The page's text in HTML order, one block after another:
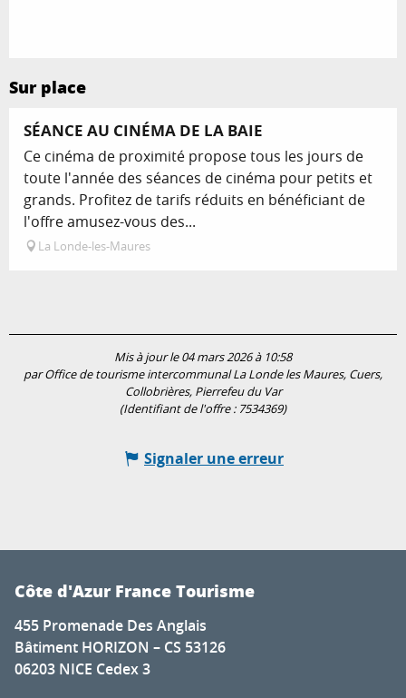
Sur place
SÉANCE AU CINÉMA DE LA BAIE
Ce cinéma de proximité propose tous les jours de
toute l'année des séances de cinéma pour petits et
grands. Profitez de tarifs réduits en bénéficiant de
l'offre amusez-vous des...
La Londe-les-Maures
Mis à jour le 04 mars 2026 à 10:58
par Office de tourisme intercommunal La Londe les Maures, Cuers,
Collobrières, Pierrefeu du Var
(Identifiant de l'offre : 7534369)
Signaler une erreur
Côte d'Azur France Tourisme
455 Promenade Des Anglais
Bâtiment HORIZON – CS 53126
06203 NICE Cedex 3